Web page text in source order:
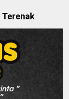
Terenak